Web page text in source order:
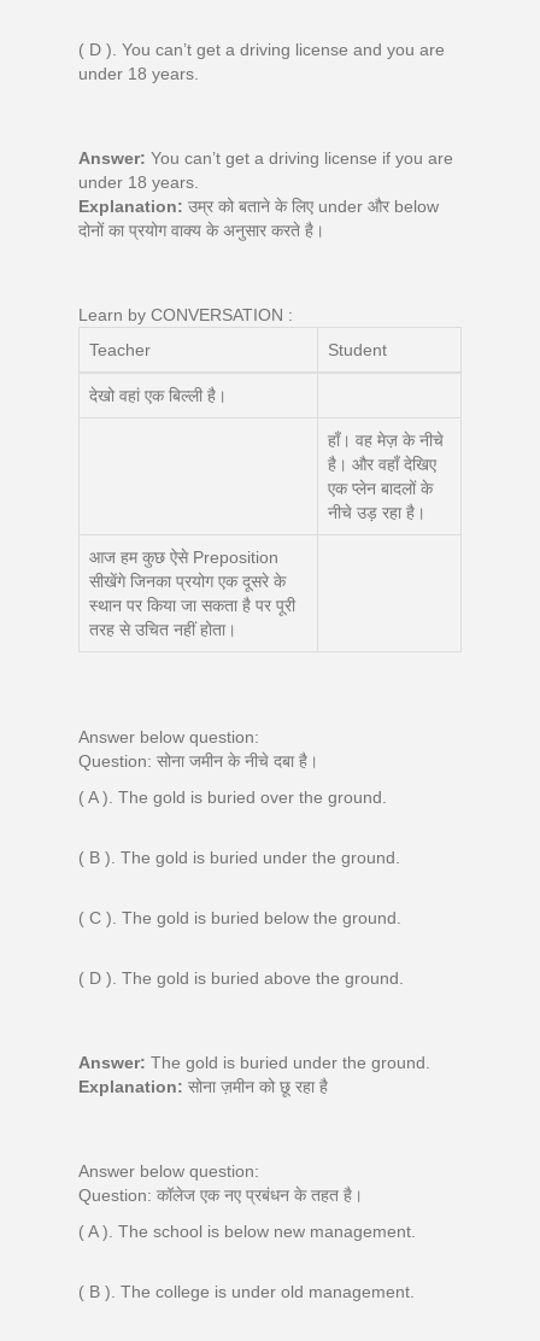
( D ). You can’t get a driving license and you are
under 18 years.
Answer: You can’t get a driving license if you are
under 18 years.
Explanation: उम्र को बताने के लिए under और below
दोनों का प्रयोग वाक्य के अनुसार करते है।
Learn by CONVERSATION :
Teacher
Student
देखो वहां एक बिल्ली है।
हाँ। वह मेज़ के नीचे
है। और वहाँ देखिए
एक प्लेन बादलों के
नीचे उड़ रहा है।
आज हम कुछ ऐसे Preposition
सीखेंगे जिनका प्रयोग एक दूसरे के
स्थान पर किया जा सकता है पर पूरी
तरह से उचित नहीं होता।
Answer below question:
Question: सोना जमीन के नीचे दबा है।
( A ). The gold is buried over the ground.
( B ). The gold is buried under the ground.
( C ). The gold is buried below the ground.
( D ). The gold is buried above the ground.
Answer: The gold is buried under the ground.
Explanation: सोना ज़मीन को छू रहा है
Answer below question:
Question: कॉलेज एक नए प्रबंधन के तहत है।
( A ). The school is below new management.
( B ). The college is under old management.